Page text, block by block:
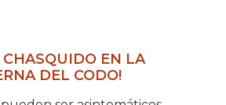
EN LA
DEL CODO!